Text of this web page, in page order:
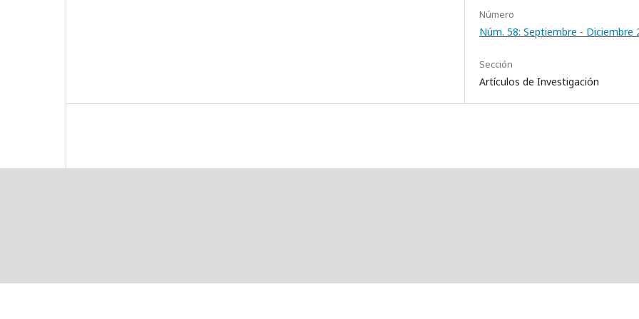
Número
Núm. 58: Septiembre - Diciembre
Sección
Artículos de Investigación